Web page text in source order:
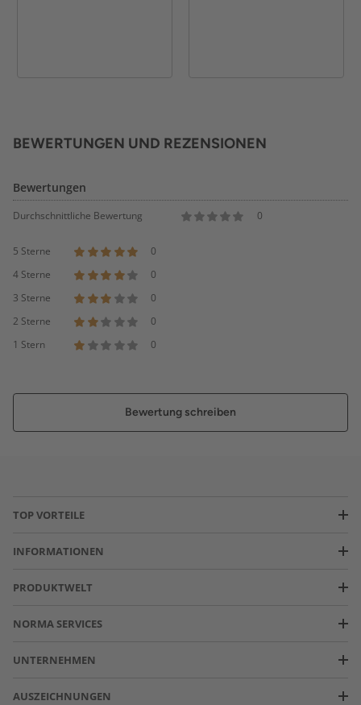
BEWERTUNGEN UND REZENSIONEN
Bewertungen
Durchschnittliche Bewertung 0
5 Sterne
0
4 Sterne
0
3 Sterne
0
2 Sterne
0
1 Stern
0
Bewertung schreiben
TOP VORTEILE
INFORMATIONEN
PRODUKTWELT
NORMA SERVICES
UNTERNEHMEN
AUSZEICHNUNGEN